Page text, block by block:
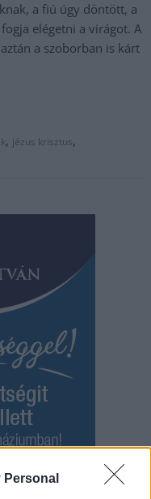
Personal
a fiú úgy döntött, a
elégetni a virágot. A
a szoborban is kárt
, jézus krisztus,